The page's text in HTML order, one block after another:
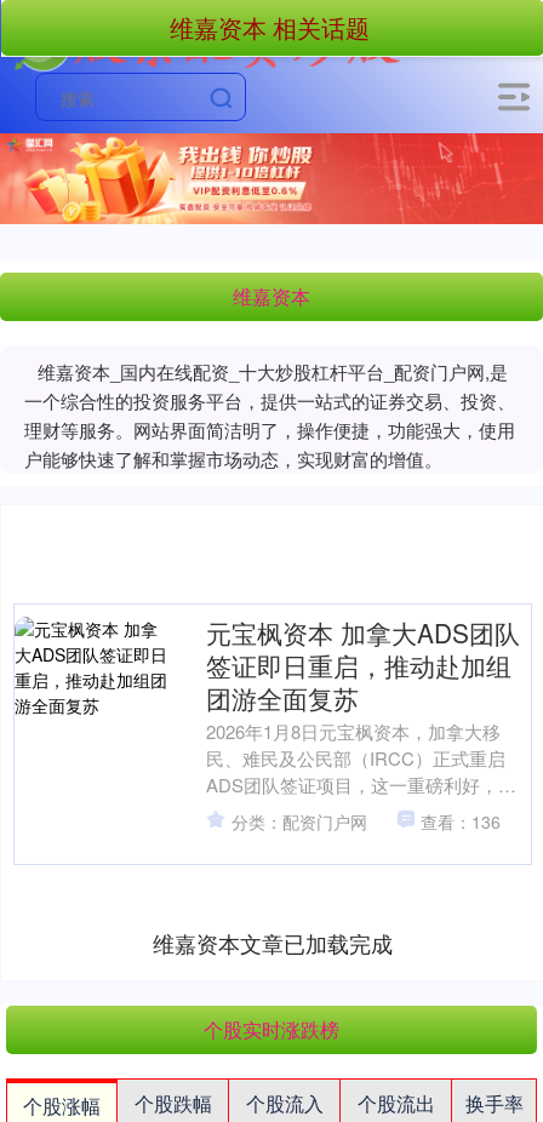
维嘉资本
维嘉资本_国内在线配资_十大炒股杠杆平台_配资门户网,是
一个综合性的投资服务平台，提供一站式的证券交易、投资、
理财等服务。网站界面简洁明了，操作便捷，功能强大，使用
户能够快速了解和掌握市场动态，实现财富的增值。
维嘉资本 相关话题
元宝枫资本 加拿大ADS团队
签证即日重启，推动赴加组
团游全面复苏
2026年1月8日元宝枫资本，加拿大移
民、难民及公民部（IRCC）正式重启
ADS团队签证项目，这一重磅利好，将
为中国游客赴加旅游提供更高效的签证
保障，加速推动2....
分类：配资门户网 查看：136
维嘉资本文章已加载完成
个股实时涨跌榜
个股涨幅 个股跌幅 个股流入 个股流出
换手率